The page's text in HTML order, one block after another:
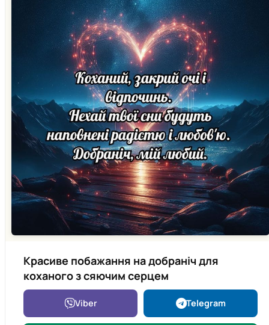
Красиве побажання на добраніч для
коханого з сяючим серцем
Viber Telegram